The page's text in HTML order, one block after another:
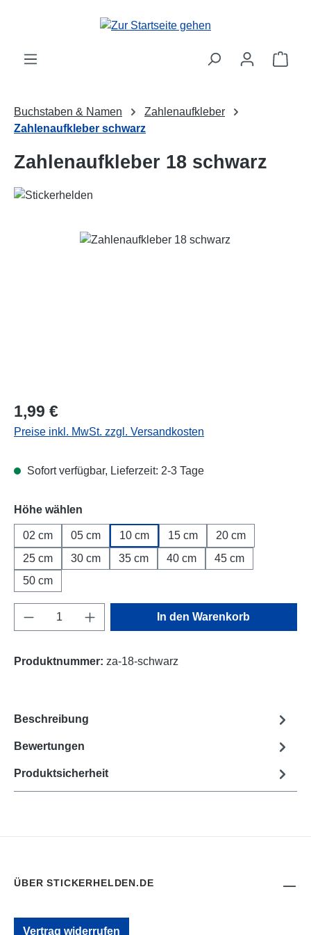
Zum Hauptinhalt springen
Buchstaben & Namen
Zahlenaufkleber
Zahlenaufkleber schwarz
Zahlenaufkleber 18 schwarz
Bildergalerie überspringen
Regulärer Preis:
1,99 €
Preise inkl. MwSt. zzgl. Versandkosten
Sofort verfügbar, Lieferzeit: 2-3 Tage
Höhe wählen
02 cm 05 cm 10 cm 15 cm
20 cm
25 cm
30 cm 35 cm 40 cm
45 cm
50 cm
Produkt Anzahl: Gib den gewünschten
In den Warenkorb
Produktnummer: za-18-schwarz
Beschreibung
Bewertungen
Produktsicherheit
ÜBER STICKERHELDEN.DE
Vertrag widerrufen